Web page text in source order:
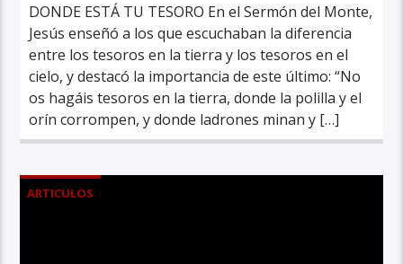
DONDE ESTÁ TU TESORO En el Sermón del Monte,
Jesús enseñó a los que escuchaban la diferencia
entre los tesoros en la tierra y los tesoros en el
cielo, y destacó la importancia de este último: “No
os hagáis tesoros en la tierra, donde la polilla y el
orín corrompen, y donde ladrones minan y […]
ARTICULOS